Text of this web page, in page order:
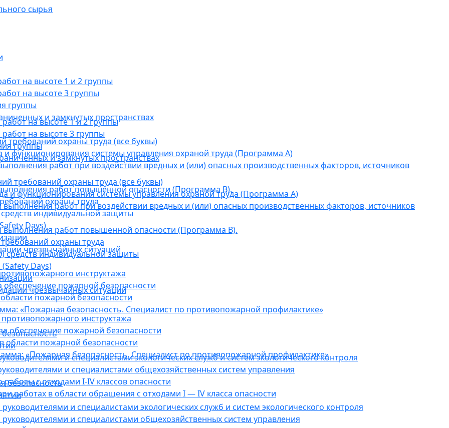
на высоте 1 и 2 группы
на высоте 3 группы
группы
и замкнутых пространствах
требований охраны труда (все буквы)
функционирования системы управления охраной труда (Программа А)
работ при воздействии вредных и (или) опасных производственных факторов, источников
работ повышенной опасности (Программа В).
охраны труда
индивидуальной защиты
Days)
чрезвычайных ситуаций
инструктажа
пожарной безопасности
пожарной безопасности
«Пожарная безопасность. Специалист по противопожарной профилактике»
и специалистами экологических служб и систем экологического контроля
и специалистами общехозяйственных систем управления
с отходами I-IV классов опасности
работах в области обращения с отходами I — IV класса опасности
сырья
на высоте 1 и 2 группы
на высоте 3 группы
группы
и замкнутых пространствах
требований охраны труда (все буквы)
и функционирования системы управления охраной труда (Программа А)
работ при воздействии вредных и (или) опасных производственных факторов, источников
работ повышенной опасности (Программа В).
охраны труда
индивидуальной защиты
Days)
чрезвычайных ситуаций
инструктажа
обеспечение пожарной безопасности
пожарной безопасности
«Пожарная безопасность. Специалист по противопожарной профилактике»
безопасность
и специалистами экологических служб и систем экологического контроля
и специалистами общехозяйственных систем управления